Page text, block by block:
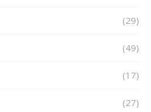
(29)
(49)
(17)
(27)